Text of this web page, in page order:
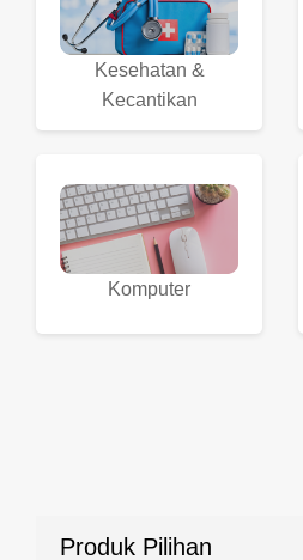
Kesehatan &
Kecantikan
Komputer
Produk Pilihan